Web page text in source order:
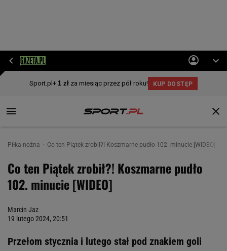
Piłka nożna Co ten Piątek zrobił?! Koszmarne pudło 102. minucie [WIDEO]
Co ten Piątek zrobił?! Koszmarne pudło
102. minucie [WIDEO]
Marcin Jaz
19 lutego 2024, 20:51
Przełom stycznia i lutego stał pod znakiem goli